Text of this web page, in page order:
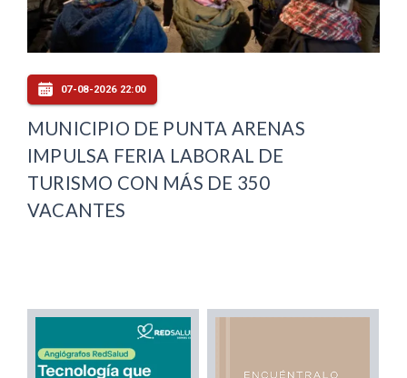
07-08-2026 22:00
MUNICIPIO DE PUNTA ARENAS
IMPULSA FERIA LABORAL DE
TURISMO CON MÁS DE 350
VACANTES